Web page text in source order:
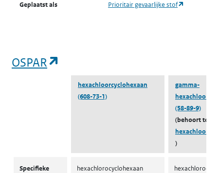
Geplaatst als Prioritair gevaarlijke stof
OSPAR
hexachloorcyclohexaan
(608-73-1)
gamma-
(58-89-9)
(behoort tot
)
Specifieke
hexachlorocyclohexaan